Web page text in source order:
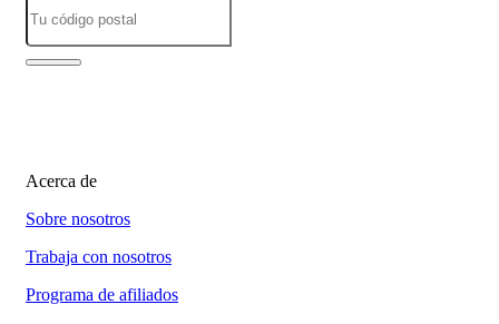
Acerca de
Sobre nosotros
Trabaja con nosotros
Programa de afiliados